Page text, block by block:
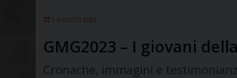
5 AGOSTO 2023
GMG2023 – I giovani
Cronache, immagini e